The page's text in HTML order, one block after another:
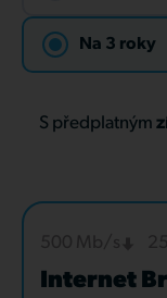
Na 3 roky
S předplatným
Internet